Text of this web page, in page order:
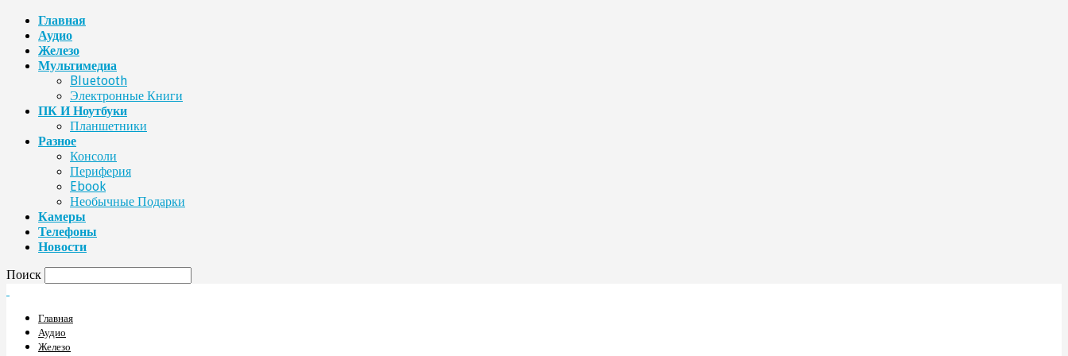
Главная
Аудио
Железо
Мультимедиа
Bluetooth
Электронные Книги
ПК И Ноутбуки
Планшетники
Разное
Консоли
Периферия
Ebook
Необычные Подарки
Камеры
Телефоны
Новости
Поиск
Главная
Аудио
Железо